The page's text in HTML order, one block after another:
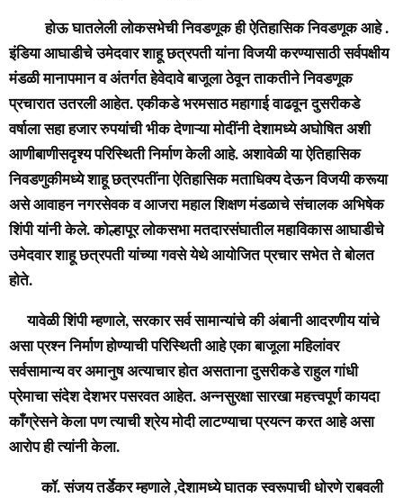
होऊ घातलेली लोकसभेची निवडणूक ही ऐतिहासिक निवडणूक आहे .
इंडिया आघाडीचे उमेदवार शाहू छत्रपती यांना विजयी करण्यासाठी सर्वपक्षीय
मंडळी मानापमान व अंतर्गत हेवेदावे बाजूला ठेवून ताकतीने निवडणूक
प्रचारात उतरली आहेत. एकीकडे भरमसाठ महागाई वाढवून दुसरीकडे
वर्षाला सहा हजार रुपयांची भीक देणाऱ्या मोदींनी देशामध्ये अघोषित अशी
आणीबाणीसदृश्य परिस्थिती निर्माण केली आहे. अशावेळी या ऐतिहासिक
निवडणुकीमध्ये शाहू छत्रपतींना ऐतिहासिक मताधिक्य देऊन विजयी करूया
असे आवाहन नगरसेवक व आजरा महाल शिक्षण मंडळाचे संचालक अभिषेक
शिंपी यांनी केले. कोल्हापूर लोकसभा मतदारसंघातील महाविकास आघाडीचे
उमेदवार शाहू छत्रपती यांच्या गवसे येथे आयोजित प्रचार सभेत ते बोलत
होते.
यावेळी शिंपी म्हणाले, सरकार सर्व सामान्यांचे की अंबानी आदरणीय यांचे
असा प्रश्न निर्माण होण्याची परिस्थिती आहे एका बाजूला महिलांवर
सर्वसामान्य वर अमानुष अत्याचार होत असताना दुसरीकडे राहुल गांधी
प्रेमाचा संदेश देशभर पसरवत आहेत. अन्नसुरक्षा सारखा महत्त्वपूर्ण कायदा
काँग्रेसने केला पण त्याची श्रेय मोदी लाटण्याचा प्रयत्न करत आहे असा
आरोप ही त्यांनी केला.
कॉ. संजय तर्डेकर म्हणाले ,देशामध्ये घातक स्वरूपाची धोरणे राबवली